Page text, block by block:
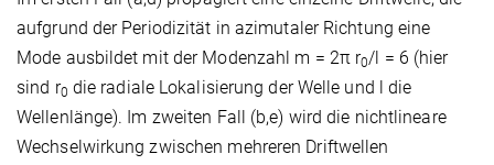
aufgrund der Periodizität in azimutaler Richtung eine
Mode ausbildet mit der Modenzahl m = 2π r0/l = 6 (hier
sind r0 die radiale Lokalisierung der Welle und l die
Wellenlänge). Im zweiten Fall (b,e) wird die nichtlineare
Wechselwirkung zwischen mehreren Driftwellen